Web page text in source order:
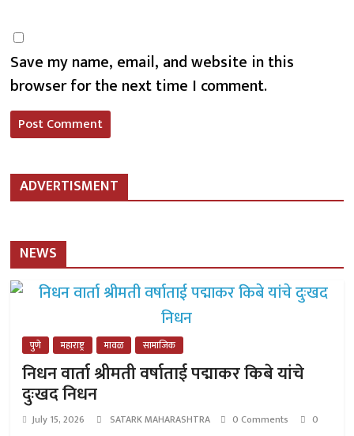
Save my name, email, and website in this
browser for the next time I comment.
ADVERTISMENT
NEWS
पुणे महाराष्ट्र मावळ सामाजिक
निधन वार्ता श्रीमती वर्षाताई पद्माकर किबे यांचे
दुःखद निधन
July 15, 2026 SATARK MAHARASHTRA 0 Comments
0